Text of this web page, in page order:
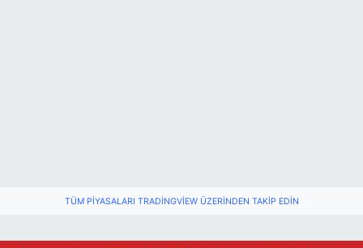
TÜM PIYASALARI TRADINGVIEW ÜZERINDEN TAKIP EDIN